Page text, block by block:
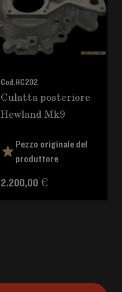
Cod.HC202
Culatta posteriore
Hewland Mk9
Pezzo originale del
produttore
2.200,00 €